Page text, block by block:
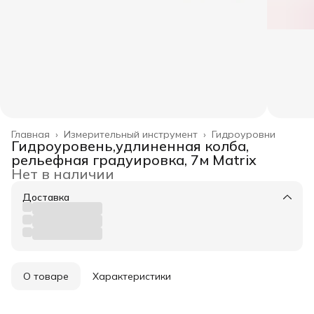
Гидроуровни
Измерительный инструмент ›
Главная ›
Гидроуровень,удлиненная колба,
рельефная градуировка, 7м Matrix
Нет в наличии
Доставка
О товаре Характеристики